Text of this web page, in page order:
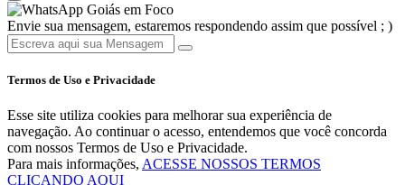
Goiás em Foco
Envie sua mensagem, estaremos respondendo assim que possível ; )
Termos de Uso e Privacidade
Esse site utiliza cookies para melhorar sua experiência de
navegação. Ao continuar o acesso, entendemos que você concorda
com nossos Termos de Uso e Privacidade.
Para mais informações, ACESSE NOSSOS TERMOS
CLICANDO AQUI